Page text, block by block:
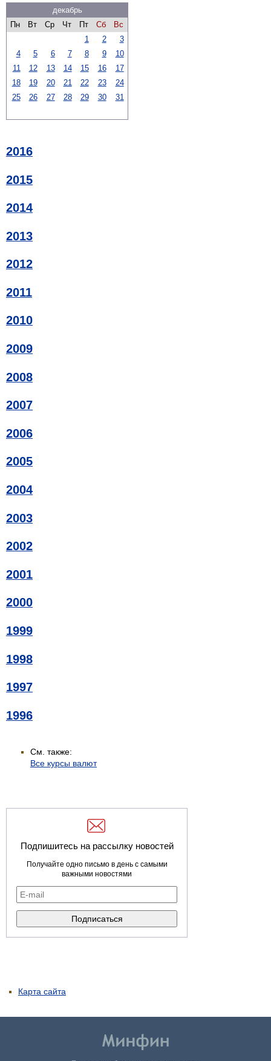
декабрь
Пн
Вт Ср Чт Пт Сб
Вс
1
2
3
4
5 6 7 8 9
10
11
12 13 14 15 16
17
18
19 20 21 22 23
24
25
26 27 28 29 30 31
2016
2015
2014
2013
2012
2011
2010
2009
2008
2007
2006
2005
2004
2003
2002
2001
2000
1999
1998
1997
1996
См. также:
Все курсы валют
Подпишитесь на рассылку новостей
Получайте одно письмо в день с самыми
важными новостями
Карта сайта